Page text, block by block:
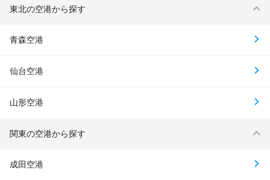
東北の空港から探す
青森空港
仙台空港
山形空港
関東の空港から探す
成田空港